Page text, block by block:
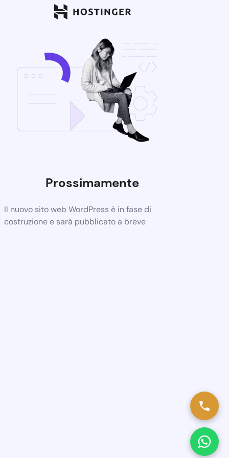
Prossimamente
Il nuovo sito web WordPress è in fase di
costruzione e sarà pubblicato a breve